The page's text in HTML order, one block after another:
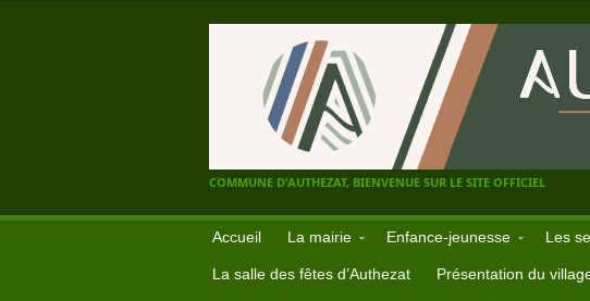
COMMUNE D'AUTHEZAT, BIENVENUE SUR LE SITE OFFICIEL
Accueil La mairie Enfance-jeunesse Les
La salle des fêtes d’Authezat Présentation du